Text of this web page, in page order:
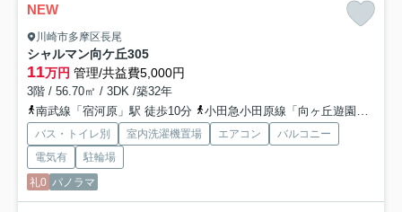
NEW
川崎市多摩区長尾
シャルマン向ケ丘305
11万円 管理/共益費5,000円
3階 / 56.70㎡ / 3DK /築32年
南武線「宿河原」駅 徒歩10分
小田急小田原線「向ヶ丘遊園」駅 徒歩19分
バス・トイレ別 室内洗濯機置場 エアコン
バルコニー
電気有
駐輪場
礼0 パノラマ